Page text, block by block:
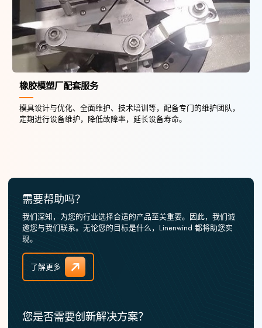
橡胶模塑厂配套服务
模具设计与优化、全面维护、技术培训等，配备专门的维护团队，
定期进行设备维护，降低故障率，延长设备寿命。
需要帮助吗？
我们深知，为您的行业选择合适的产品至关重要。因此，我们诚
邀您与我们联系。无论您的目标是什么，Linenwind 都将助您实
现。
了解更多
您是否需要创新解决方案？